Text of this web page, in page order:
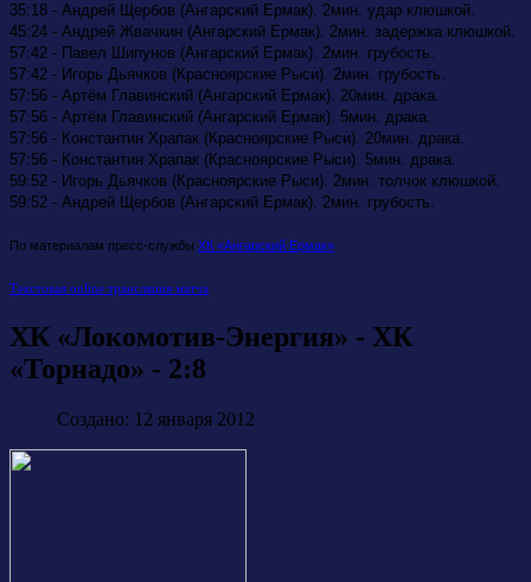
35:18 - Андрей Щербов (Ангарский Ермак). 2мин. удар клюшкой.
45:24 - Андрей Жвачкин (Ангарский Ермак). 2мин. задержка клюшкой.
57:42 - Павел Шипунов (Ангарский Ермак). 2мин. грубость.
57:42 - Игорь Дьячков (Красноярские Рыси). 2мин. грубость.
57:56 - Артём Главинский (Ангарский Ермак). 20мин. драка.
57:56 - Артём Главинский (Ангарский Ермак). 5мин. драка.
57:56 - Константин Храпак (Красноярские Рыси). 20мин. драка.
57:56 - Константин Храпак (Красноярские Рыси). 5мин. драка.
59:52 - Игорь Дьячков (Красноярские Рыси). 2мин. толчок клюшкой.
59:52 - Андрей Щербов (Ангарский Ермак). 2мин. грубость.
По материалам пресс-службы ХК «Ангарский Ермак»
Текстовая online трансляция матча
ХК «Локомотив-Энергия» - ХК
«Торнадо» - 2:8
Создано: 12 января 2012